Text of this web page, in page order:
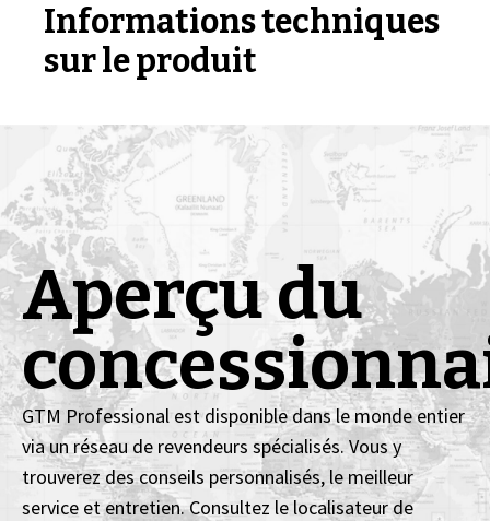
Informations techniques
sur le produit
Aperçu du
GTM Professional est disponible dans le monde entier
via un réseau de revendeurs spécialisés. Vous y
trouverez des conseils personnalisés, le meilleur
service et entretien. Consultez le localisateur de